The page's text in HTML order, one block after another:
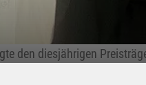
den diesjährigen